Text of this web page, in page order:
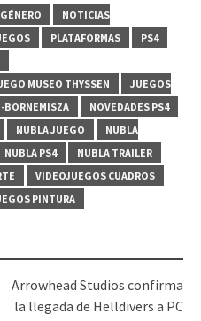
GÉNERO
NOTICIAS
PLATAFORMAS
PS4
MUSEO THYSSEN
JUEGOS
BORNEMISZA
NOVEDADES PS4
NUBLA JUEGO
NUBLA
NUBLA PS4
NUBLA TRAILER
VIDEOJUEGOS CUADROS
PINTURA
Arrowhead Studios confirma
la llegada de Helldivers a PC